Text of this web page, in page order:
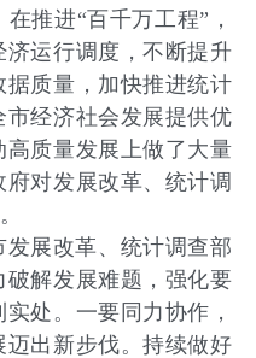
推进“百千万工程”，
运行调度，不断提升
质量，加快推进统计
经济社会发展提供优
质量发展上做了大量
对发展改革、统计调
展改革、统计调查部
解发展难题，强化要
处。一要同力协作，
出新步伐。持续做好